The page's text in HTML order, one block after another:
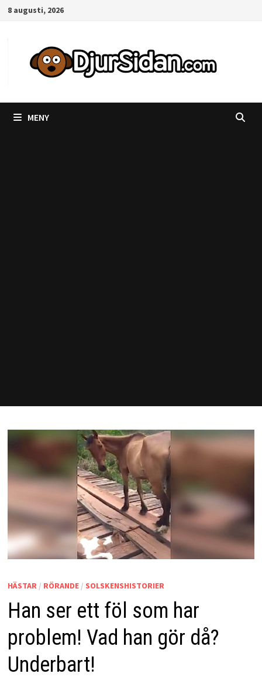
Hoppa
innehåll
8 augusti, 2026
MENY
HÄSTAR/ RÖRANDE/ SOLSKENSHISTORIER
Han ser ett föl som har
problem! Vad han gör då?
Underbart!